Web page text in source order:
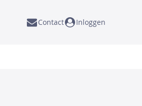
Contact Inloggen